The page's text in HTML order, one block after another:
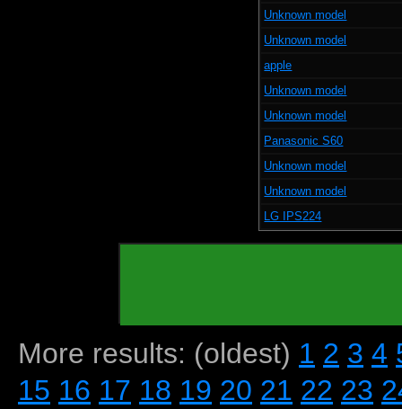
Unknown model
Unknown model
apple
Unknown model
Unknown model
Panasonic S60
Unknown model
Unknown model
LG IPS224
More results: (oldest) 1 2 3 4
15 16 17 18 19 20 21 22 23